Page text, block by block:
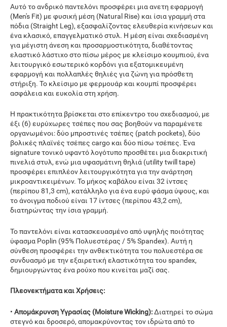
Αυτό το ανδρικό παντελόνι προσφέρει μια ανετη εφαρμογή
(Men's Fit) με φυσική μέση (Natural Rise) και ίσια γραμμή στα
πόδια (Straight Leg), εξασφαλίζοντας ελευθερία κινήσεων και
ένα κλασικό, επαγγελματικό στυλ. Η μέση είναι σχεδιασμένη
για μέγιστη άνεση και προσαρμοστικότητα, διαθέτοντας
ελαστικό λάστιχο στο πίσω μέρος με κλείσιμο κουμπιού, ένα
λειτουργικό εσωτερικό κορδόνι για εξατομικευμένη
εφαρμογή και πολλαπλές θηλιές για ζώνη για πρόσθετη
στήριξη. Το κλείσιμο με φερμουάρ και κουμπί προσφέρει
ασφάλεια και ευκολία στη χρήση.
Η πρακτικότητα βρίσκεται στο επίκεντρο του σχεδιασμού, με
έξι (6) ευρύχωρες τσέπες που σας βοηθούν να παραμένετε
οργανωμένοι: δύο μπροστινές τσέπες (patch pockets), δύο
βολικές πλαϊνές τσέπες cargo και δύο πίσω τσέπες. Ένα
signature τονικό υφαντό λογότυπο προσθέτει μια διακριτική
πινελιά στυλ, ενώ μια υφασμάτινη θηλιά (utility twill tape)
προσφέρει επιπλέον λειτουργικότητα για την ανάρτηση
μικροαντικειμένων. Το μήκος καβάλου είναι 32 ίντσες
(περίπου 81,3 cm), κατάλληλο για ένα ευρύ φάσμα ύψους, και
το άνοιγμα ποδιού είναι 17 ίντσες (περίπου 43,2 cm),
διατηρώντας την ίσια γραμμή.
Το παντελόνι είναι κατασκευασμένο από υψηλής ποιότητας
ύφασμα Poplin (95% Πολυεστέρας / 5% Spandex). Αυτή η
σύνθεση προσφέρει την ανθεκτικότητα του πολυεστέρα σε
συνδυασμό με την εξαιρετική ελαστικότητα του spandex,
δημιουργώντας ένα ρούχο που κινείται μαζί σας.
Πλεονεκτήματα και Χρήσεις:
• Απομάκρυνση Υγρασίας (Moisture Wicking):Διατηρεί το σώμα
στεγνό και δροσερό, απομακρύνοντας τον ιδρώτα από το